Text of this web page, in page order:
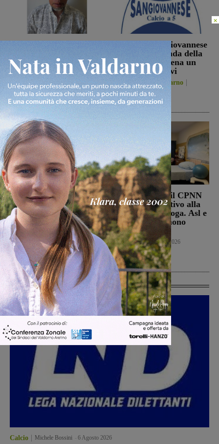
campo di Miah Billal, il
Prefetto di Arezzo:
“L’attenzione delle
istituzioni su questa
vicenda resta alta”
Cronaca 6 Agosto 2026
La Futsal Sangiovannese
ha scelto la strada della
continuità, appena un
paio i volti nuovi
San Giovanni Valdarno
6 Agosto 2026
Punto Nascita, no alla
deroga ma il Ministero
apre al monitoraggio di
sei mesi. Vadi: “Una
risposta che valutiamo
positivamente anche se
con prudenza”
Cronaca 6 Agosto 2026
Punto nascita: il CPNN
dà parere negativo alla
richiesta di deroga. Asl e
Regione esprimono
disappunto
Cronaca 6 Agosto 2026
Ultime Calcio
Calcio Michele Bossini 6 Agosto 2026
×